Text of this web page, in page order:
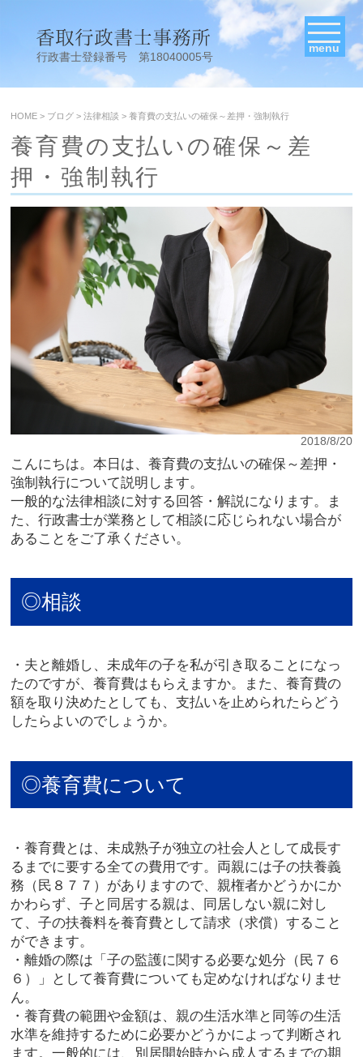
行政書士登録番号 第18040005号
menu
HOME > ブログ >法律相談 >養育費の支払いの確保～差押・強制執行
養育費の支払いの確保～差
押・強制執行
2018/8/20
こんにちは。本日は、養育費の支払いの確保～差押・
強制執行について説明します。
一般的な法律相談に対する回答・解説になります。ま
た、行政書士が業務として相談に応じられない場合が
あることをご了承ください。
◎相談
・夫と離婚し、未成年の子を私が引き取ることになっ
たのですが、養育費はもらえますか。また、養育費の
額を取り決めたとしても、支払いを止められたらどう
したらよいのでしょうか。
◎養育費について
・養育費とは、未成熟子が独立の社会人として成長す
るまでに要する全ての費用です。両親には子の扶養義
務（民８７７）がありますので、親権者かどうかにか
かわらず、子と同居する親は、同居しない親に対し
て、子の扶養料を養育費として請求（求償）すること
ができます。
・離婚の際は「子の監護に関する必要な処分（民７６
６）」として養育費についても定めなければなりませ
ん。
・養育費の範囲や金額は、親の生活水準と同等の生活
水準を維持するために必要かどうかによって判断され
ます。一般的には、別居開始時から成人するまでの期